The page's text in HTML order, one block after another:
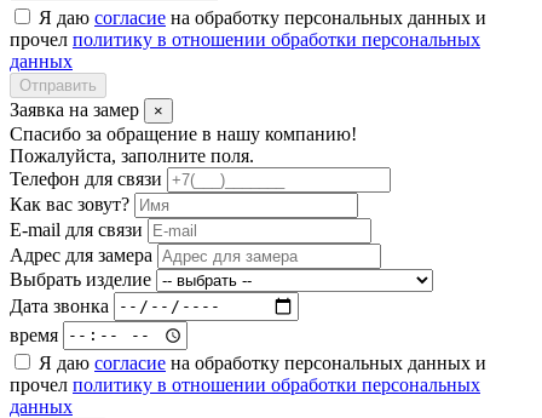
Я даю согласие на обработку персональных данных и
прочел политику в отношении обработки персональных
данных
Отправить
Заявка на замер ×
Спасибо за обращение в нашу компанию!
Пожалуйста, заполните поля.
Телефон для связи
Как вас зовут?
E-mail для связи
Адрес для замера
Выбрать изделие
Дата звонка
время
Я даю согласие на обработку персональных данных и
прочел политику в отношении обработки персональных
данных